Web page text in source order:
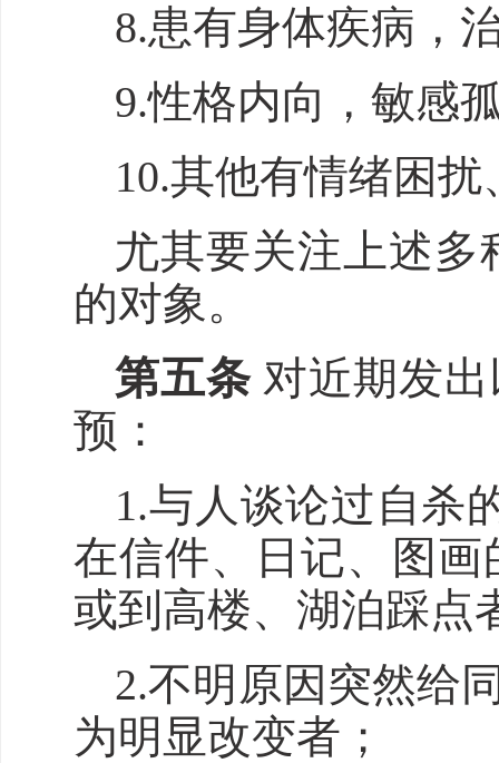
8.患有身体疾病，
9.性格内向，敏感
10.其他有情绪困
尤其要关注上述
的对象。
第五条 对近期发
预：
1.与人谈论过自杀
在信件、日记、图
或到高楼、湖泊踩点
2.不明原因突然给
为明显改变者；